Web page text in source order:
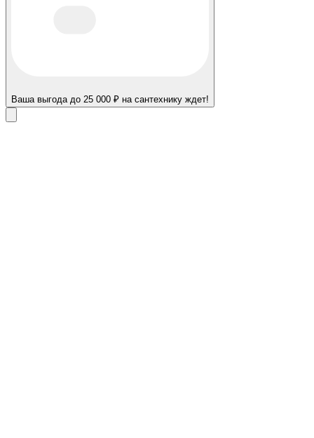
Ваша выгода до 25 000 ₽ на сантехнику ждет!